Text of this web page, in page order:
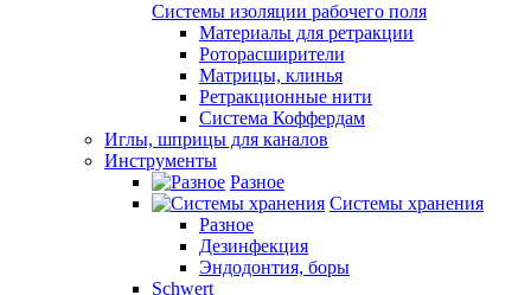
Системы изоляции рабочего поля
Материалы для ретракции
Роторасширители
Матрицы, клинья
Ретракционные нити
Система Коффердам
Иглы, шприцы для каналов
Инструменты
Разное
Системы хранения
Разное
Дезинфекция
Эндодонтия, боры
Schwert